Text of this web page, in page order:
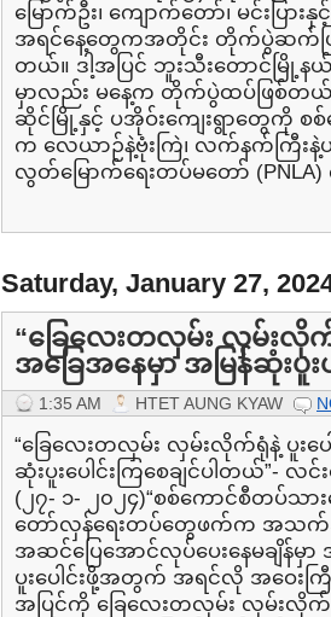
မြောက်ဦး၊ ကျောက်တော်၊ မင်းပြ
အရင်နေ့တွေကအတိုင်း တိုက်ပွဲဆက်ဖြ
တယ်။ ဒါ့အပြင် ဘူးသီးတောင်မြို့နယ်
မှာလည်း မနေ့က တိုက်ပွဲထပ်ဖြစ်တ
ဆိုင်မြို့နှင့် ပအိုဝ်းကျေးရွာတွေကို စ
က လေယာဉ်နဲ့ဗုံးကြဲ၊ လက်နက်ကြီးနဲ့
လွတ်မြောက်ရေးတပ်မတော်
Saturday, January 27,
“ခြေလေးတလှမ်း လှမ်းလို
အခြေအနေမှာ အမြန်ဆုံးပူး
1:35 AM HTET AUNG KYAW
“ခြေလေးတလှမ်း လှမ်းလိုက်ရုံနဲ့ ပူးပ
ဆုံးပူးပေါင်းကြစေချင်ပါတယ်”- လ
(၂၇- ၁- ၂၀၂၄)“စစ်ကောင်စီတပ်သ
တော်လှန်ရေးတပ်တွေဖက်က အသက်
အဆင်ပြေအောင်လုပ်ပေးနေမချိန်မှာ
ပူးပေါင်းဖို့အတွက် အရင်လို အဝေးကြီ
အပြင်ကို ခြေလေးတလှမ်း လှမ်းလိုက်